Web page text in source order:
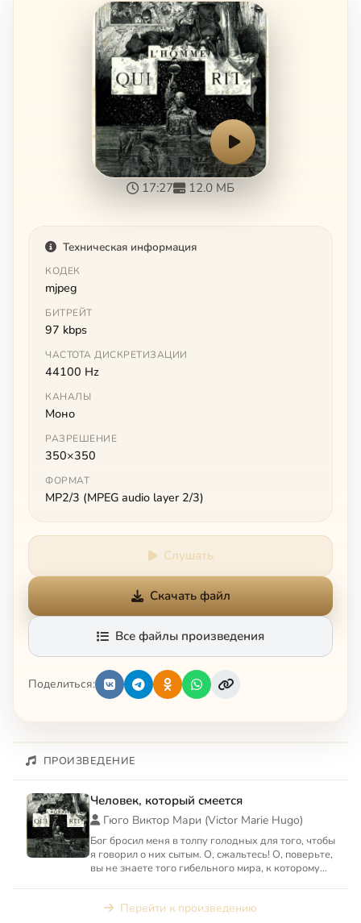
17:27 12.0 МБ
Техническая информация
КОДЕК
mjpeg
БИТРЕЙТ
97 kbps
ЧАСТОТА ДИСКРЕТИЗАЦИИ
44100 Hz
КАНАЛЫ
Моно
РАЗРЕШЕНИЕ
350×350
ФОРМАТ
MP2/3 (MPEG audio layer 2/3)
Слушать
Скачать файл
Все файлы произведения
Поделиться:
ПРОИЗВЕДЕНИЕ
Человек, который смеется
Гюго Виктор Мари (Victor Marie Hugo)
Бог бросил меня в толпу голодных для того, чтобы
я говорил о них сытым. О, сжальтесь! О, поверьте,
вы не знаете того гибельного мира, к которому
Перейти к произведению